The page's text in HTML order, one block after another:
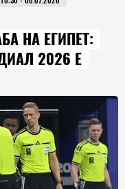
НА ЕГИПЕТ:
2026 Е